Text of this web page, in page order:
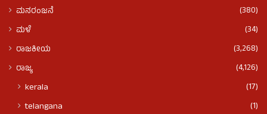
ಮನರಂಜನೆ
(380)
ಮಳೆ
(34)
ರಾಜಕೀಯ
(3,268)
ರಾಜ್ಯ
(4,126)
kerala
(17)
telangana
(1)